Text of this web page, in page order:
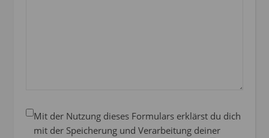
Mit der Nutzung dieses Formulars erklärst du dich
mit der Speicherung und Verarbeitung deiner